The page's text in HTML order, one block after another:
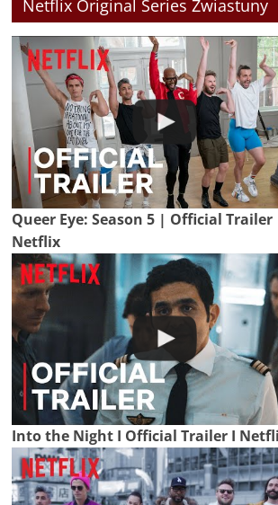
Netflix Original Series Zwiastuny
Queer Eye: Season 5 | Official Trailer
Netflix
Into the Night I Official Trailer I